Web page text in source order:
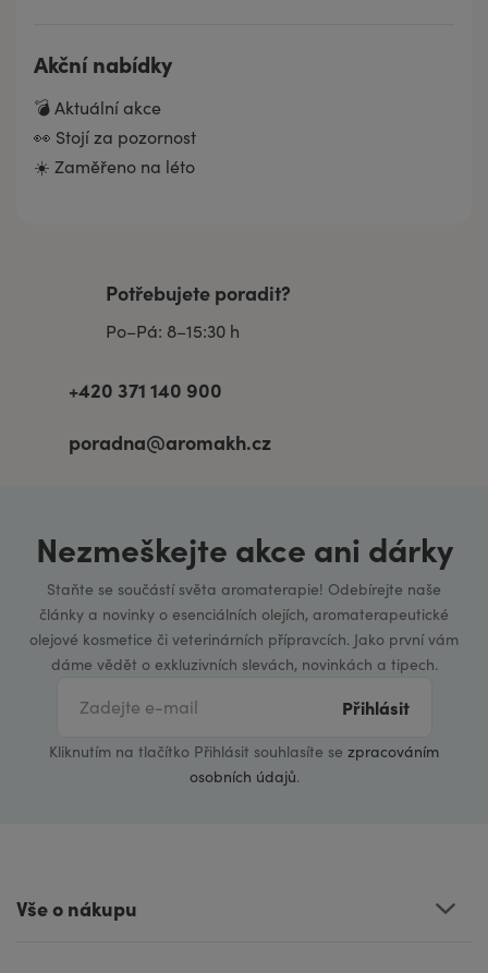
Akční nabídky
💣 Aktuální akce
👀 Stojí za pozornost
☀️ Zaměřeno na léto
Potřebujete poradit?
Po–Pá: 8–15:30 h
+420 371 140 900
poradna@aromakh.cz
Nezmeškejte akce ani dárky
Staňte se součástí světa aromaterapie! Odebírejte naše
články a novinky o esenciálních olejích, aromaterapeutické
olejové kosmetice či veterinárních přípravcích. Jako první vám
dáme vědět o exkluzivních slevách, novinkách a tipech.
Přihlásit
Kliknutím na tlačítko Přihlásit souhlasíte se zpracováním
osobních údajů.
Vše o nákupu